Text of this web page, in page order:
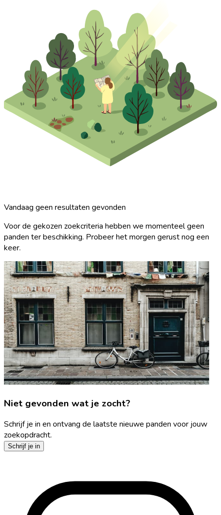
Vandaag geen resultaten gevonden
Voor de gekozen zoekcriteria hebben we momenteel geen
panden ter beschikking. Probeer het morgen gerust nog een
keer.
Niet gevonden wat je zocht?
Schrijf je in en ontvang de laatste nieuwe panden voor jouw
zoekopdracht.
Schrijf je in